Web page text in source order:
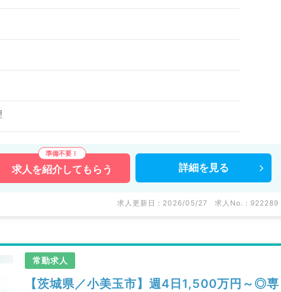
求人を紹介してもらう 詳細を 見る
求人更新日 : 2026/05/27 求人No. : 922289
常勤求人
【茨城県／小美玉市】週4日1,500万円～◎専